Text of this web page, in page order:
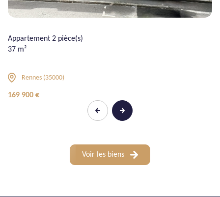
Appartement 2 pièce(s)
37 m²
Rennes (35000)
169 900 €
Voir les biens